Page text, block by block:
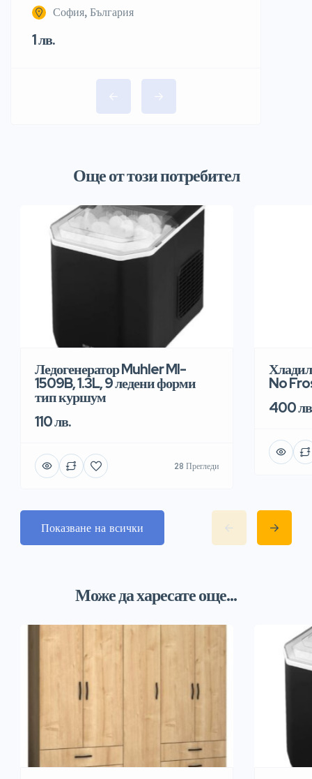
София, България
1 лв.
Още от този потребител
Ледогенератор Muhler MI-
1509B, 1.3L, 9 ледени форми
тип куршум
110 лв.
28 Прегледи
No
400
Показване на всички
Може да харесате още...